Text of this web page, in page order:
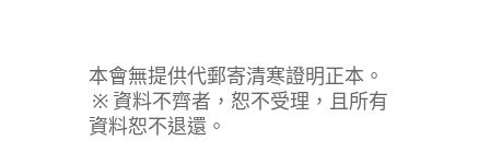
本會無提供代郵寄清寒證明正本。
※資料不齊者，恕不受理，且所有
資料恕不退還。